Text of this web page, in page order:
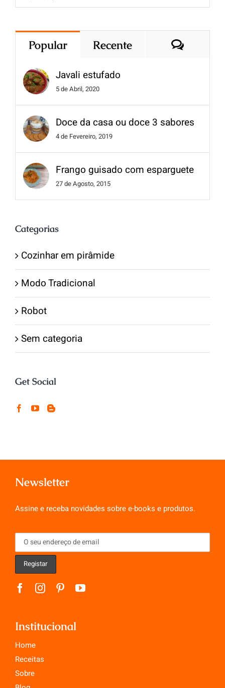
Popular Recente
Javali estufado
5 de Abril, 2020
Doce da casa ou doce 3 sabores
4 de Fevereiro, 2019
Frango guisado com esparguete
27 de Agosto, 2015
Categorias
Cozinhar em pirâmide
Modo Tradicional
Robot
Sem categoria
Get Social
Newsletter
Assine e receba novidades sobre e-books e produtos.
Institucional
Home
Receitas
Sobre